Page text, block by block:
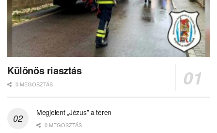
Különös riasztás
0 MEGOSZTÁS
Megjelent „Jézus” a téren
0 MEGOSZTÁS